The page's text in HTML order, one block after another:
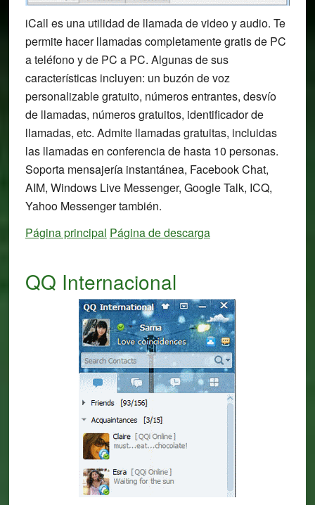
iCall es una utilidad de llamada de video y audio. Te
permite hacer llamadas completamente gratis de PC
a teléfono y de PC a PC. Algunas de sus
características incluyen: un buzón de voz
personalizable gratuito, números entrantes, desvío
de llamadas, números gratuitos, identificador de
llamadas, etc. Admite llamadas gratuitas, incluidas
las llamadas en conferencia de hasta 10 personas.
Soporta mensajería instantánea, Facebook Chat,
AIM, Windows Live Messenger, Google Talk, ICQ,
Yahoo Messenger también.
Página principal Página de descarga
QQ Internacional